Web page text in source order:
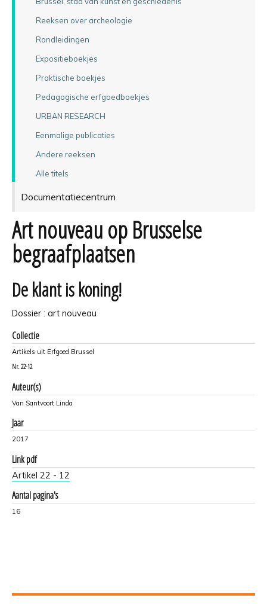
Reeksen over archeologie
Rondleidingen
Expositieboekjes
Praktische boekjes
Pedagogische erfgoedboekjes
URBAN RESEARCH
Eenmalige publicaties
Andere reeksen
Alle titels
Documentatiecentrum
Art nouveau op Brusselse
begraafplaatsen
De klant is koning!
Dossier : art nouveau
Collectie
Artikels uit Erfgoed Brussel
Nr. 22-12
Auteur(s)
Van Santvoort Linda
Jaar
2017
Link pdf
Artikel 22 - 12
Aantal pagina's
16